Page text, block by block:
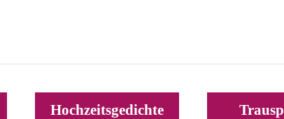
Hochzeitsgedichte